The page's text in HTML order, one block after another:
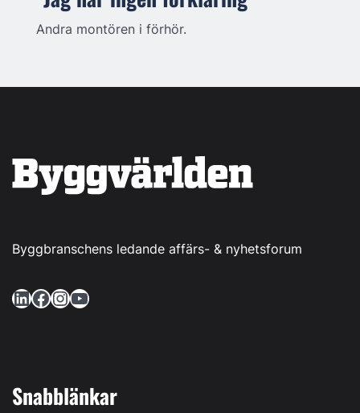
Andra montören i förhör.
Byggbranschens ledande affärs- & nyhetsforum
LinkedIn Facebook InstagramYouTube
Snabblänkar